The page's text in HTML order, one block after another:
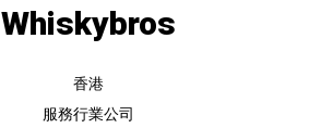
Whiskybros
香港
服務行業公司